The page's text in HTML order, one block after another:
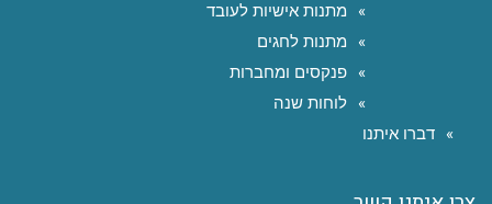
מתנות אישיות לעובד
מתנות לחגים
פנקסים ומחברות
לוחות שנה
דברו איתנו